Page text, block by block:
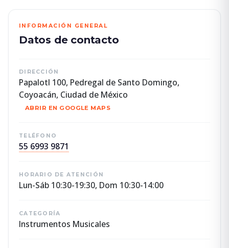
INFORMACIÓN GENERAL
Datos de contacto
DIRECCIÓN
Papalotl 100, Pedregal de Santo Domingo,
Coyoacán, Ciudad de México
ABRIR EN GOOGLE MAPS
TELÉFONO
55 6993 9871
HORARIO DE ATENCIÓN
Lun-Sáb 10:30-19:30, Dom 10:30-14:00
CATEGORÍA
Instrumentos Musicales